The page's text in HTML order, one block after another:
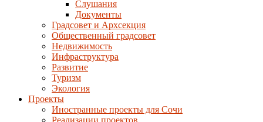
Слушания
Документы
Градсовет и Архсекция
Общественный градсовет
Недвижимость
Инфраструктура
Развитие
Туризм
Экология
Проекты
Иностранные проекты для Сочи
Реализации проектов